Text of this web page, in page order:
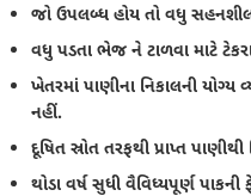
જો ઉપલબ્ધ હોય તો વધુ સહનશીલ
વધુ પડતા ભેજ ને ટાળવા માટે
ખેતરમાં પાણીના નિકાલની
નહીં.
દૂષિત સ્રોત તરફથી પ્રાપ્ત
થોડા વર્ષ સુધી વૈવિધ્યપૂર્ણ